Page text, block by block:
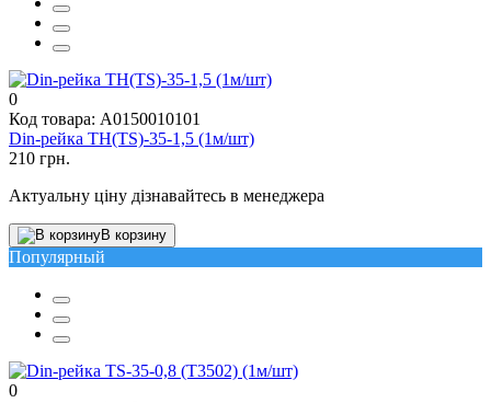
0
Код товара: A0150010101
Din-рейка TH(TS)-35-1,5 (1м/шт)
210 грн.
Актуальну ціну дізнавайтесь в менеджера
В корзину
Популярный
0